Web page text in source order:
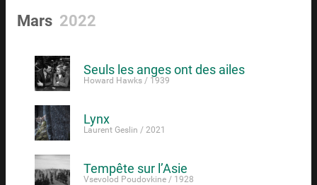
Mars 2022
Seuls les anges ont des ailes
Howard Hawks / 1939
Lynx
Laurent Geslin / 2021
Tempête sur l’Asie
Vsevolod Poudovkine / 1928